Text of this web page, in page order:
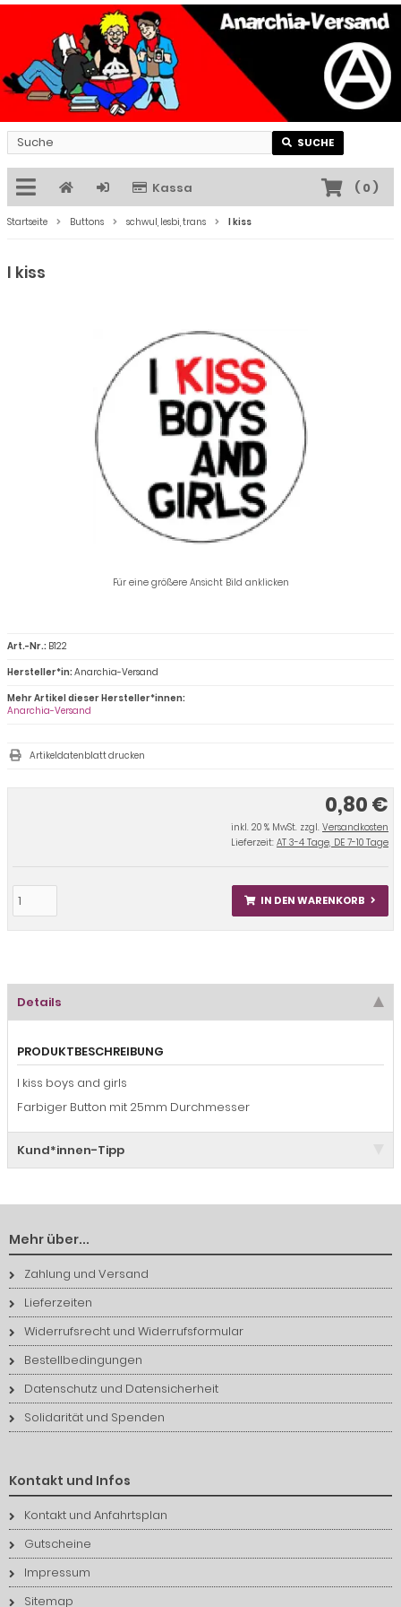
SUCHE
Kassa ( 0)
Startseite Buttons schwul, lesbi, trans I kiss
I kiss
Für eine größere Ansicht Bild anklicken
0,80 €
inkl. 20 % MwSt. zzgl. Versandkosten
Lieferzeit: AT 3-4 Tage, DE 7-10 Tage
IN DEN WARENKORB
Art.-Nr.: B122
Hersteller*in:Anarchia-Versand
Mehr Artikel dieser Hersteller*innen:
Anarchia-Versand
Artikeldatenblatt drucken
Details
PRODUKTBESCHREIBUNG
I kiss boys and girls
Farbiger Button mit 25mm Durchmesser
Kund*innen-Tipp
Mehr über...
Zahlung und Versand
Lieferzeiten
Widerrufsrecht und Widerrufsformular
Bestellbedingungen
Datenschutz und Datensicherheit
Solidarität und Spenden
Kontakt und Infos
Kontakt und Anfahrtsplan
Gutscheine
Impressum
Sitemap